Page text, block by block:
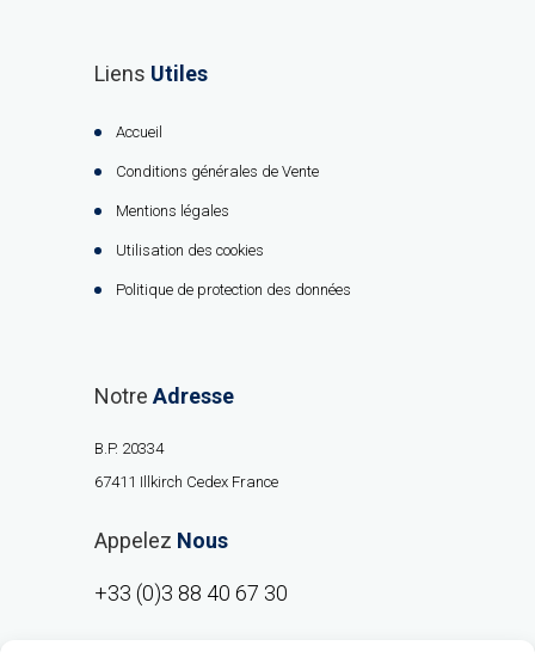
Liens Utiles
Accueil
Conditions générales de Vente
Mentions légales
Utilisation des cookies
Politique de protection des données
Notre Adresse
B.P. 20334
67411 Illkirch Cedex France
Appelez Nous
+33 (0)3 88 40 67 30